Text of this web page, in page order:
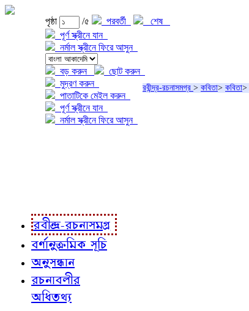
পৃষ্ঠা /৫ পরবর্তী
শেষ
পূর্ণ স্ক্রীনে যান
নর্মাল স্ক্রীনে ফিরে আসুন
বড় করুন
ছোট করুন
মুদ্রণ করুন
পাতাটিকে মেইল করুন
পূর্ণ স্ক্রীনে যান
নর্মাল স্ক্রীনে ফিরে আসুন
রবীন্দ্র-রচনাসমগ্র > কবিতা> কবিতা>
রবীন্দ্র-রচনাসমগ্র
বর্ণানুক্রমিক সূচি
অনুসন্ধান
রচনাবলীর
অধিতথ্য